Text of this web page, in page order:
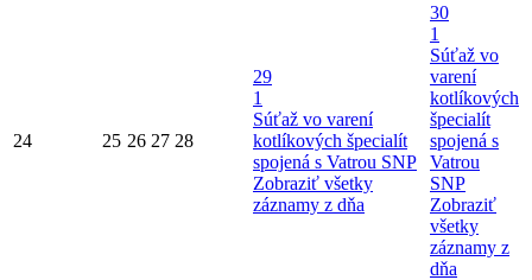
24 25 26 27 28
29
1
Súťaž vo varení
kotlíkových špecialít
spojená s Vatrou SNP
Zobraziť všetky
záznamy z dňa
30
1
Súťaž vo
varení
kotlíkových
špecialít
spojená s
Vatrou
SNP
Zobraziť
všetky
záznamy z
dňa